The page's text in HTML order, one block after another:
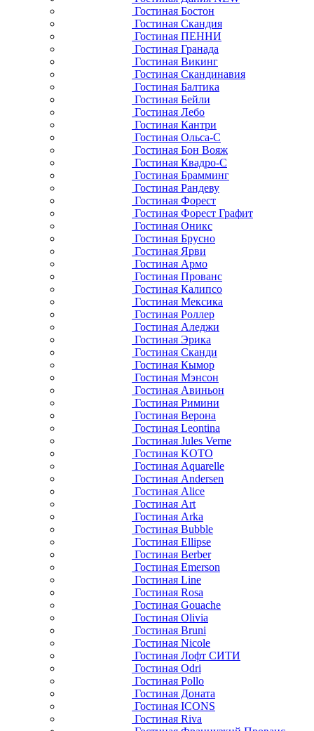
Гостиная Бостон
Гостиная Скандия
Гостиная ПЕННИ
Гостиная Гранада
Гостиная Викинг
Гостиная Скандинавия
Гостиная Балтика
Гостиная Бейли
Гостиная Лебо
Гостиная Кантри
Гостиная Ольса-С
Гостиная Бон Вояж
Гостиная Квадро-С
Гостиная Брамминг
Гостиная Рандеву
Гостиная Форест
Гостиная Форест Графит
Гостиная Оникс
Гостиная Брусно
Гостиная Ярви
Гостиная Армо
Гостиная Прованс
Гостиная Калипсо
Гостиная Мексика
Гостиная Роллер
Гостиная Аледжи
Гостиная Эрика
Гостиная Сканди
Гостиная Кымор
Гостиная Мэнсон
Гостиная Авиньон
Гостиная Римини
Гостиная Верона
Гостиная Leontina
Гостиная Jules Verne
Гостиная KOTO
Гостиная Aquarelle
Гостиная Andersen
Гостиная Alice
Гостиная Art
Гостиная Arka
Гостиная Bubble
Гостиная Ellipse
Гостиная Berber
Гостиная Emerson
Гостиная Line
Гостиная Rosa
Гостиная Gouache
Гостиная Olivia
Гостиная Bruni
Гостиная Nicole
Гостиная Лофт СИТИ
Гостиная Odri
Гостиная Pollo
Гостиная Доната
Гостиная ICONS
Гостиная Riva